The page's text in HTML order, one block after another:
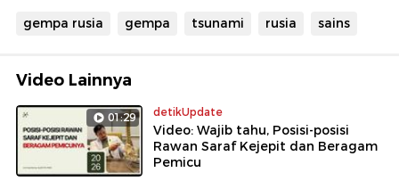
gambaran dengan spons dan buku.
gempa rusia gempa tsunami rusia sains
Video Lainnya
01:29 detikUpdate
Video: Wajib tahu, Posisi-posisi
Rawan Saraf Kejepit dan Beragam
Pemicu